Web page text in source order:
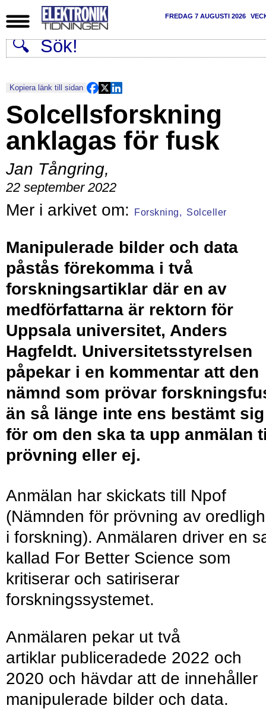
FREDAG 7 AUGUSTI 2026
Kopiera länk till sidan
Solcellsforskning
anklagas för fusk
Jan Tångring,
22 september 2022
Forskning, Solceller
Manipulerade bilder och data
påstås förekomma i två
forskningsartiklar där en av
medförfattarna är rektorn för
Uppsala universitet, Anders
Hagfeldt. Universitetsstyrelsen
påpekar i en kommentar att den
nämnd som prövar
än så länge inte ens bestämt sig
för om den ska ta upp anmälan
prövning eller ej.
Anmälan har skickats till Npof
(Nämnden för prövning av
i forskning). Anmälaren driver en
kallad For Better Science som
kritiserar och satiriserar
forskningssystemet.
Anmälaren pekar ut två
artiklar publiceradede 2022 och
2020 och hävdar att de innehåller
manipulerade bilder och data.